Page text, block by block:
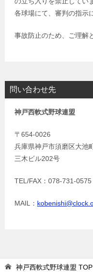
各球場にて、審判の指示
事故防止のため、ご理解
問い合わせ先
神戸西軟式野球連盟
〒654-0026
兵庫県神戸市須磨区大池
三木ビル202号
TEL/FAX：078-731-0575
MAIL：
神戸西軟式野球連盟 TOP